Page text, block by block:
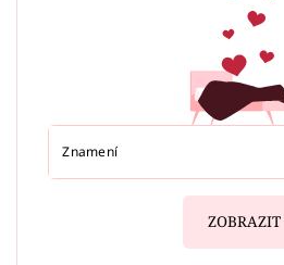
ZOBRAZIT